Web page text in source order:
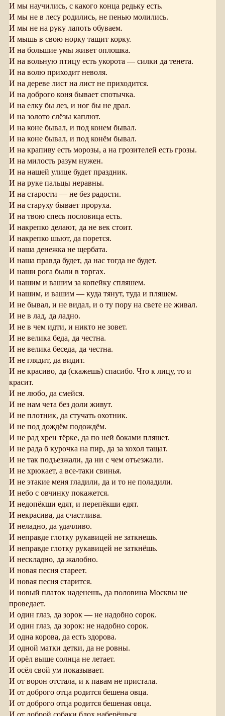
И мы научились, с какого конца редьку есть.
И мы не в лесу родились, не пенью молились.
И мы не на руку лапоть обуваем.
И мышь в свою норку тащит корку.
И на большие умы живет оплошка.
И на вольную птицу есть укорота — силки да тенета.
И на волю приходит неволя.
И на дереве лист на лист не приходится.
И на доброго коня бывает спотычка.
И на елку бы лез, и ног бы не драл.
И на золото слёзы каплют.
И на коне бывал, и под конем бывал.
И на коне бывал, и под конём бывал.
И на крапиву есть морозы, а на грозителей есть грозы.
И на милость разум нужен.
И на нашей улице будет праздник.
И на руке пальцы неравны.
И на старости — не без радости.
И на старуху бывает проруха.
И на твою спесь пословица есть.
И накрепко делают, да не век стоит.
И накрепко шьют, да порется.
И наша денежка не щербата.
И наша правда будет, да нас тогда не будет.
И наши рога были в торгах.
И нашим и вашим за копейку спляшем.
И нашим, и вашим — куда тянут, туда и пляшем.
И не бывал, и не видал, и о ту пору на свете не живал.
И не в лад, да ладно.
И не в чем идти, и никто не зовет.
И не велика беда, да честна.
И не велика беседа, да честна.
И не глядит, да видит.
И не красиво, да (скажешь) спасибо. Что к лицу, то и
красит.
И не любо, да смейся.
И не нам чета без доли живут.
И не плотник, да стучать охотник.
И не под дождём подождём.
И не рад хрен тёрке, да по ней боками пляшет.
И не рада б курочка на пир, да за хохол тащат.
И не так подъезжали, да ни с чем отъезжали.
И не хрюкает, а все-таки свинья.
И не этакие меня гладили, да и то не поладили.
И небо с овчинку покажется.
И недопёкши едят, и перепёкши едят.
И некрасива, да счастлива.
И неладно, да удачливо.
И неправде глотку рукавицей не заткнешь.
И неправде глотку рукавицей не заткнёшь.
И нескладно, да жалобно.
И новая песня стареет.
И новая песня старится.
И новый платок наденешь, да половина Москвы не
проведает.
И один глаз, да зорок — не надобно сорок.
И один глаз, да зорок: не надобно сорок.
И одна корова, да есть здорова.
И одной матки детки, да не ровны.
И орёл выше солнца не летает.
И осёл свой ум показывает.
И от ворон отстала, и к павам не пристала.
И от доброго отца родится бешена овца.
И от доброго отца родится бешеная овца.